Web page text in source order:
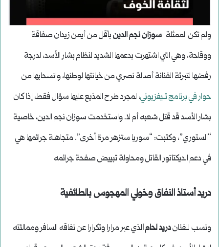
ولم تكن الممثلة سوزان نجم الدينبأقل من أيمن زيدان صفاقة
ووقاحة، وهي التي اشتهرت بدعمها الشديد لنظام بشار الأسد، لدرجة
رفضها لتبرئة الفنانة أصالة نصري من خيانتها لوطنها، وانسحابها من
حوار في برنامج تليفزيوني، لمجرد طرح المذيع عليها سؤال فقط، إذا كان
بشار الأسد قد قتل شعبه أم لا. واستخدمت سوزان نجم الدين، خاصية
“الستوري”، وكتبت: “سوريا ستزهر مرة أخرى”. متجاهلة جرائمها هي
في دعم الديكتاتور القاتل ومحاولة تبييض صفحة جرائمه
دريد أستاذ النفاق وخولي المهجوس بالطائفية
ونسب للفناندريد لحام الذي عبر مرارا وتكرارا عن نفاقه السافر وممالئته